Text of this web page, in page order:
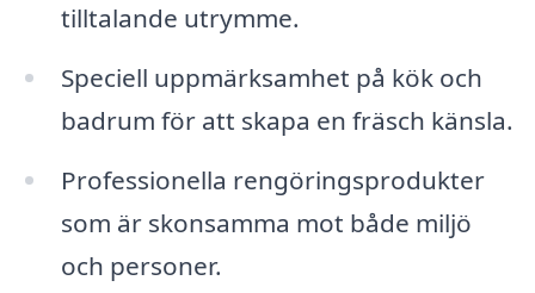
tilltalande utrymme.
Speciell uppmärksamhet på kök och
badrum för att skapa en fräsch känsla.
Professionella rengöringsprodukter
som är skonsamma mot både miljö
och personer.